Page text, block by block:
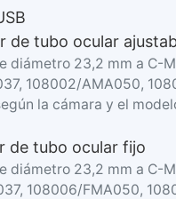
de tubo ocular
diámetro 23,2 mm a C-
108002/AMA050,
la cámara y el
de tubo ocular fijo
diámetro 23,2 mm a C-
108006/FMA050,